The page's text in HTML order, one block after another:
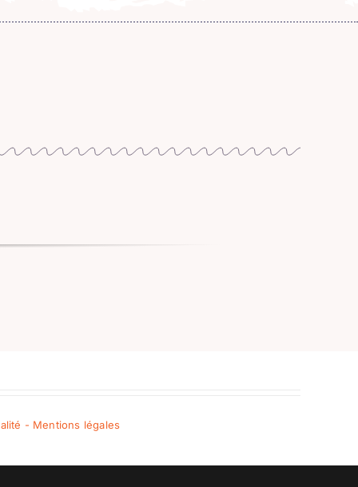
- Mentions légales